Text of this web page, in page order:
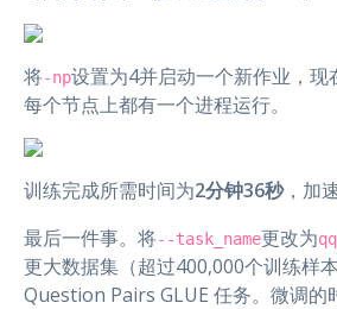
将-np设置为4并启动一个新作业，现
每个节点上都有一个进程运行。
训练完成所需时间为2分钟36秒，加
最后一件事。将--task_name更改为
更大数据集（超过400,000个训练样
Question Pairs GLUE 任务。微调的